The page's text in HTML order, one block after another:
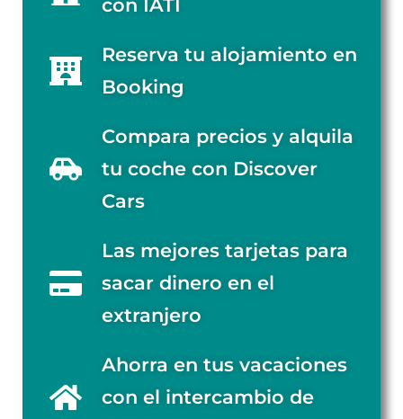
con IATI
Reserva tu alojamiento en
Booking
Compara precios y alquila
tu coche con Discover
Cars
Las mejores tarjetas para
sacar dinero en el
extranjero
Ahorra en tus vacaciones
con el intercambio de